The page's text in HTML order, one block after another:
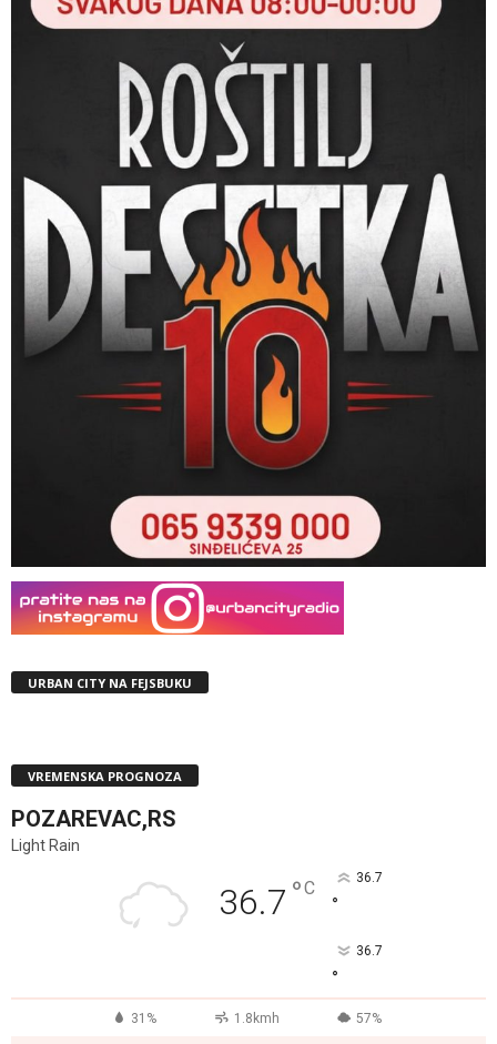
URBAN CITY NA FEJSBUKU
VREMENSKA PROGNOZA
POZAREVAC,RS
Light Rain
36.7 °C 36.7
°
36.7
°
31% 1.8kmh 57%